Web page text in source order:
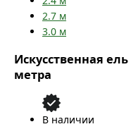
2.7 м
3.0 м
Искусственная
метра
В наличии